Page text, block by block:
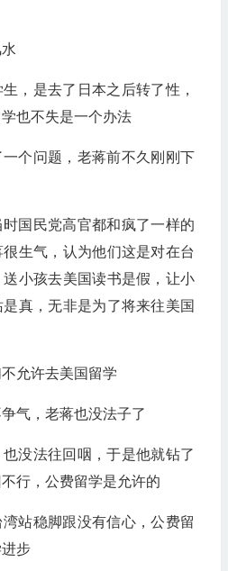
，是去了日本之后转了性，
也不失是一个办法
个问题，老蒋前不久刚刚下
国民党高官都和疯了一样的
生气，认为他们这是对在台
小孩去美国读书是假，让小
真，无非是为了将来往美国
允许去美国留学
气，老蒋也没法子了
没法往回咽，于是他就钻了
行，公费留学是允许的
站稳脚跟没有信心，公费留
步